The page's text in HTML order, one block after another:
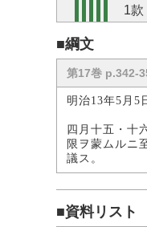
1
■綱文
第17巻 p.342-
明治13年5月5
四月十五・十
限ヲ蒙ムルニ
議ス。
■資料リスト